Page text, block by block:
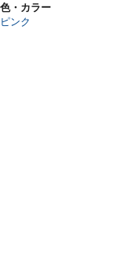
色・カラー
ピンク